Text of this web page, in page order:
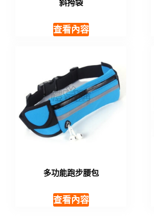
斜挎袋
查看內容
多功能跑步腰包
查看內容